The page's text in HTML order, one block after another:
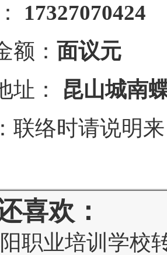
17327070424
额： 面议元
址：
昆山城南
联络时请说明
喜欢：
职业培训学校